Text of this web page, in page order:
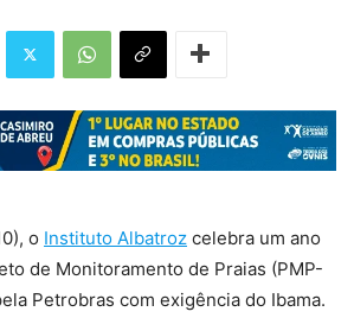
o Instituto Albatroz celebra um ano
de Monitoramento de Praias (PMP-
Petrobras com exigência do Ibama.